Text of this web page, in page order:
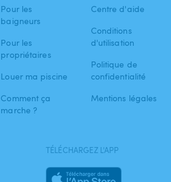
Pour les
baigneurs
Pour les
propriétaires
Louer ma piscine
Comment ça
marche ?
Centre d'aide
Conditions
d'utilisation
Politique de
confidentialité
Mentions légales
TÉLÉCHARGEZ L'APP